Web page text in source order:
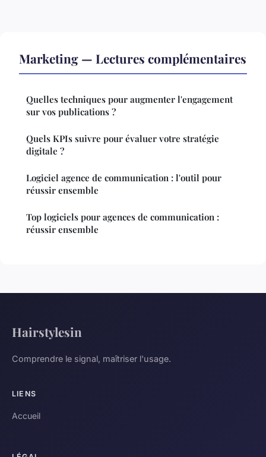
Marketing — Lectures complémentaires
Quelles techniques pour augmenter l'engagement
sur vos publications ?
Quels KPIs suivre pour évaluer votre stratégie
digitale ?
Logiciel agence de communication : l'outil pour
réussir ensemble
Top logiciels pour agences de communication :
réussir ensemble
Hairstylesin
Comprendre le signal, maîtriser l'usage.
LIENS
Accueil